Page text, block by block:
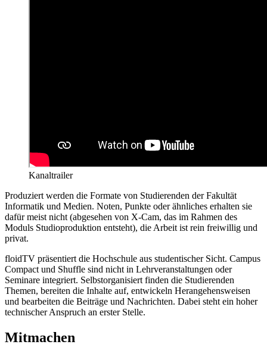
Kanaltrailer
Produziert werden die Formate von Studierenden der Fakultät
Informatik und Medien. Noten, Punkte oder ähnliches erhalten sie
dafür meist nicht (abgesehen von X-Cam, das im Rahmen des
Moduls Studioproduktion entsteht), die Arbeit ist rein freiwillig und
privat.
floidTV präsentiert die Hochschule aus studentischer Sicht. Campus
Compact und Shuffle sind nicht in Lehrveranstaltungen oder
Seminare integriert. Selbstorganisiert finden die Studierenden
Themen, bereiten die Inhalte auf, entwickeln Herangehensweisen
und bearbeiten die Beiträge und Nachrichten. Dabei steht ein hoher
technischer Anspruch an erster Stelle.
Mitmachen